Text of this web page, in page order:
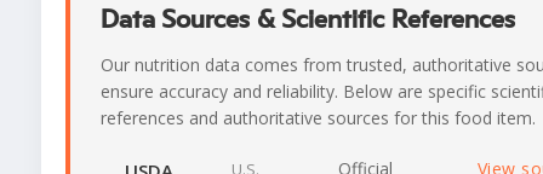
Data Sources & Scientific References
Our nutrition data comes from trusted, authoritative
ensure accuracy and reliability. Below are specific
references and authoritative sources for this food item.
U.S.
Official
View